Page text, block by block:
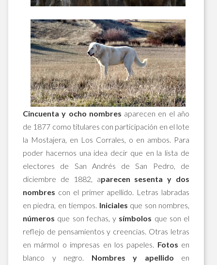
Cincuenta y ocho nombres aparecen en el año
de 1877 como titulares con participación en el lote
la Mostajera, en Los Corrales, o en ambos. Para
poder hacernos una idea decir que en la lista de
electores de San Andrés de San Pedro, de
diciembre de 1882, aparecen sesenta y dos
nombres con el primer apellido. Letras labradas
en piedra, en tiempos. Iniciales que son nombres,
números que son fechas, y símbolos que son el
reflejo de pensamientos y creencias. Otras letras
en mármol o impresas en los papeles. Fotos en
blanco y negro. Nombres y apellido en